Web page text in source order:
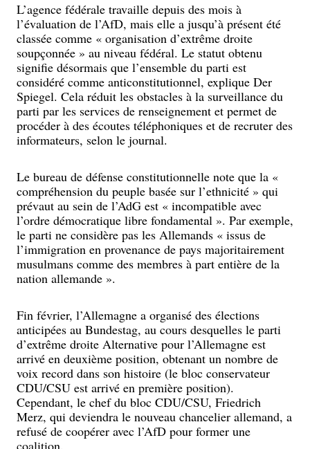
L’agence fédérale travaille depuis des mois à
l’évaluation de l’AfD, mais elle a jusqu’à présent été
classée comme « organisation d’extrême droite
soupçonnée » au niveau fédéral. Le statut obtenu
signifie désormais que l’ensemble du parti est
considéré comme anticonstitutionnel, explique Der
Spiegel. Cela réduit les obstacles à la surveillance du
parti par les services de renseignement et permet de
procéder à des écoutes téléphoniques et de recruter des
informateurs, selon le journal.
Le bureau de défense constitutionnelle note que la «
compréhension du peuple basée sur l’ethnicité » qui
prévaut au sein de l’AdG est « incompatible avec
l’ordre démocratique libre fondamental ». Par exemple,
le parti ne considère pas les Allemands « issus de
l’immigration en provenance de pays majoritairement
musulmans comme des membres à part entière de la
nation allemande ».
Fin février, l’Allemagne a organisé des élections
anticipées au Bundestag, au cours desquelles le parti
d’extrême droite Alternative pour l’Allemagne est
arrivé en deuxième position, obtenant un nombre de
voix record dans son histoire (le bloc conservateur
CDU/CSU est arrivé en première position).
Cependant, le chef du bloc CDU/CSU, Friedrich
Merz, qui deviendra le nouveau chancelier allemand, a
refusé de coopérer avec l’AfD pour former une
coalition.